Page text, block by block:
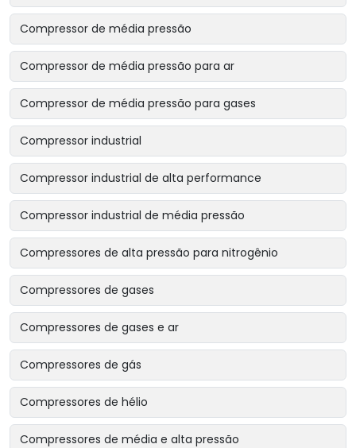
Compressor de média pressão
Compressor de média pressão para ar
Compressor de média pressão para gases
Compressor industrial
Compressor industrial de alta performance
Compressor industrial de média pressão
Compressores de alta pressão para nitrogênio
Compressores de gases
Compressores de gases e ar
Compressores de gás
Compressores de hélio
Compressores de média e alta pressão